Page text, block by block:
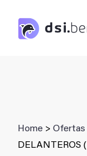
contenido
Home > Ofertas
DELANTEROS